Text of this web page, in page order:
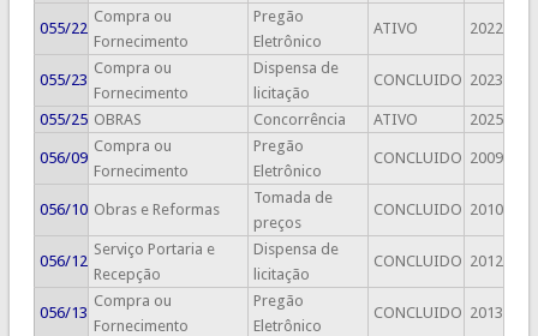
055/22
Compra ou
Fornecimento
Pregão
Eletrônico
ATIVO 2022
055/23
Compra ou
Fornecimento
Dispensa de
licitação
CONCLUIDO 2023
055/25 OBRAS Concorrência ATIVO 2025
056/09
Compra ou
Fornecimento
Pregão
Eletrônico
CONCLUIDO 2009
056/10 Obras e Reformas
Tomada de
preços
CONCLUIDO 2010
056/12
Serviço Portaria e
Recepção
Dispensa de
licitação
CONCLUIDO 2012
056/13
Compra ou
Fornecimento
Pregão
Eletrônico
CONCLUIDO 2013